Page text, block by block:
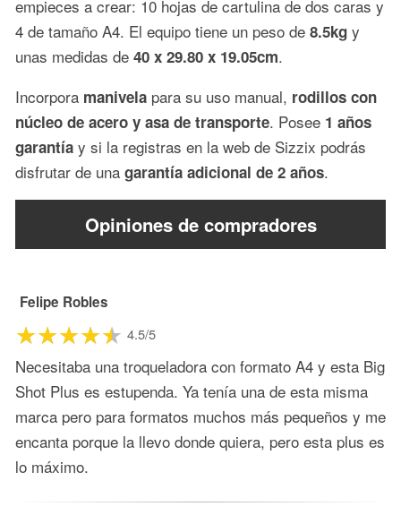
empieces a crear: 10 hojas de cartulina de dos caras y
4 de tamaño A4. El equipo tiene un peso de 8.5kg y
unas medidas de 40 x 29.80 x 19.05cm.
Incorpora manivela para su uso manual, rodillos con
núcleo de acero y asa de transporte. Posee 1 años
garantía y si la registras en la web de Sizzix podrás
disfrutar de una garantía adicional de 2 años.
Opiniones de compradores
Felipe Robles
4.5/5
Necesitaba una troqueladora con formato A4 y esta Big
Shot Plus es estupenda. Ya tenía una de esta misma
marca pero para formatos muchos más pequeños y me
encanta porque la llevo donde quiera, pero esta plus es
lo máximo.